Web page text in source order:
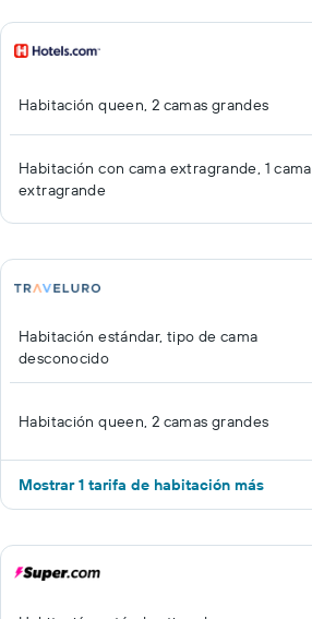
Habitación queen, 2 camas grandes
Habitación con cama extragrande, 1 cama
extragrande
Habitación estándar, tipo de cama
desconocido
Habitación queen, 2 camas grandes
Mostrar 1 tarifa de habitación más